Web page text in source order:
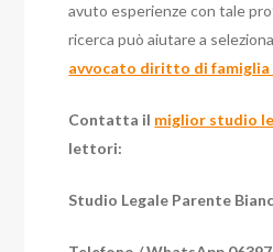
avuto esperienze con tale
ricerca può aiutare a
avvocato diritto di famiglia
Contatta il miglior studio
lettori:
Studio Legale Parente